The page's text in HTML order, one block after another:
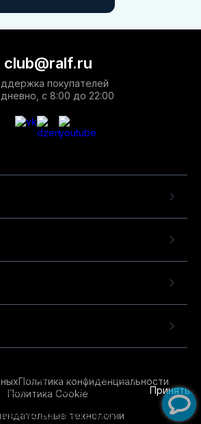
club@ralf.ru
покупателей
с 8:00 до 22:00
Политика конфиденциальности
Политика Cookie
технологии
Продолжая использовать
с использованием
дополнительной
Принять